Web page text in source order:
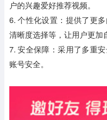
户的兴趣爱好推荐视频。
6. 个性化设置：提供了更
清晰度选择等，让用户更加
7. 安全保障：采用了多重
账号安全。